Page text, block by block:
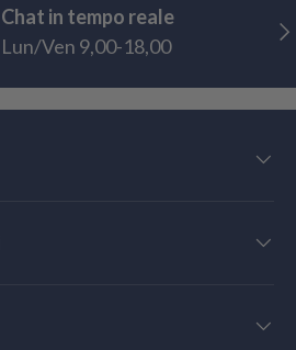
Chat in tempo reale
Lun/Ven 9,00-18,00